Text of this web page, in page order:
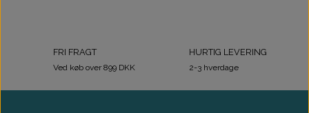
FRI FRAGT
Ved køb over 899 DKK
HURTIG LEVERING
2-3 hverdage